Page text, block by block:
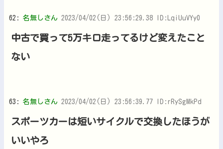
62: 名無しさん 2023/04/02(日) 23:56:29.38 ID:LqiUuVYy0
中古で買って5万キロ走ってるけど変えたこと
ない
63: 名無しさん 2023/04/02(日) 23:56:39.77 ID:rRySgMkPd
スポーツカーは短いサイクルで交換したほうが
いいやろ